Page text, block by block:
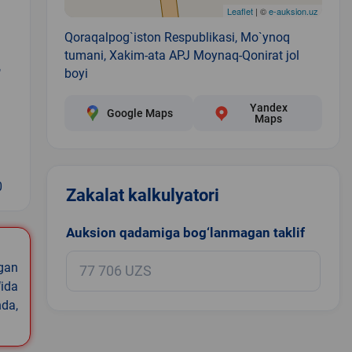
Leaflet| ©e-auksion.uz
Qoraqalpog`iston Respublikasi, Mo`ynoq
tumani, Xakim-ata APJ Moynaq-Qonirat jol
boyi
Google Maps
Yandex
Maps
Zakalat kalkulyatori
Auksion qadamiga bog‘lanmagan taklif